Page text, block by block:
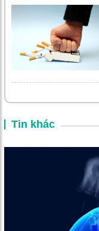
Tin khác